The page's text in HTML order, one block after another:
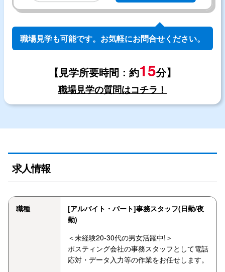
職場見学も可能です。お気軽にお問合せください。
【見学所要時間：約15分】
職場見学の質問はコチラ！
求人情報
職種
[アルバイト・パート]事務スタッフ(日勤/夜
勤)
＜未経験20-30代の男女活躍中!＞
ポスティング会社の事務スタッフとして電話
応対・データ入力等の作業をお任せします。